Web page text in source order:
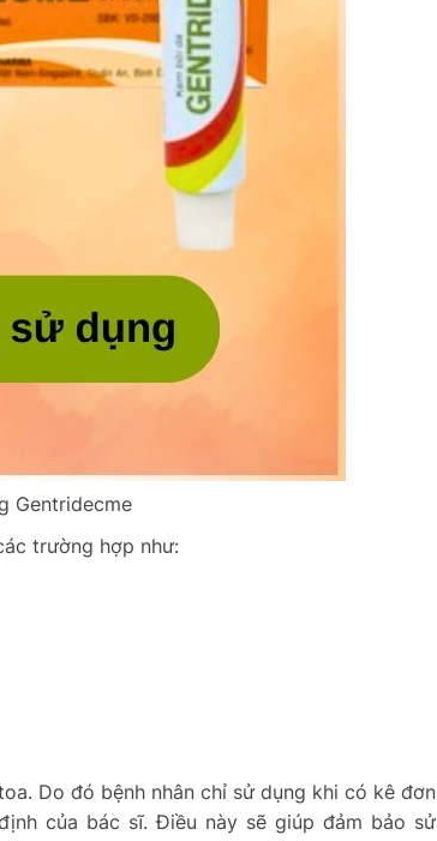
Gentridecme
trường hợp như:
Do đó bệnh nhân chỉ sử dụng khi có kê đơn
của bác sĩ. Điều này sẽ giúp đảm bảo sử